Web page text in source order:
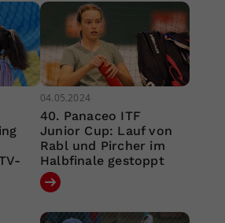
04.05.2024
40. Panaceo ITF
Junior Cup: Lauf von
Rabl und Pircher im
Halbfinale gestoppt